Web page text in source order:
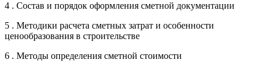
4 . Состав и порядок оформления сметной документации
5 . Методики расчета сметных затрат и особенности
ценообразования в строительстве
6 . Методы определения сметной стоимости